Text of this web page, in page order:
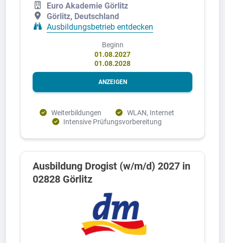
Euro Akademie Görlitz
Görlitz, Deutschland
Ausbildungsbetrieb entdecken
Beginn
01.08.2027
01.08.2028
ANZEIGEN
Weiterbildungen
WLAN, Internet
Intensive Prüfungsvorbereitung
Ausbildung Drogist (w/m/d) 2027 in
02828 Görlitz